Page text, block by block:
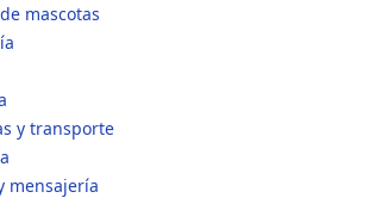
mascotas
y transporte
mensajería